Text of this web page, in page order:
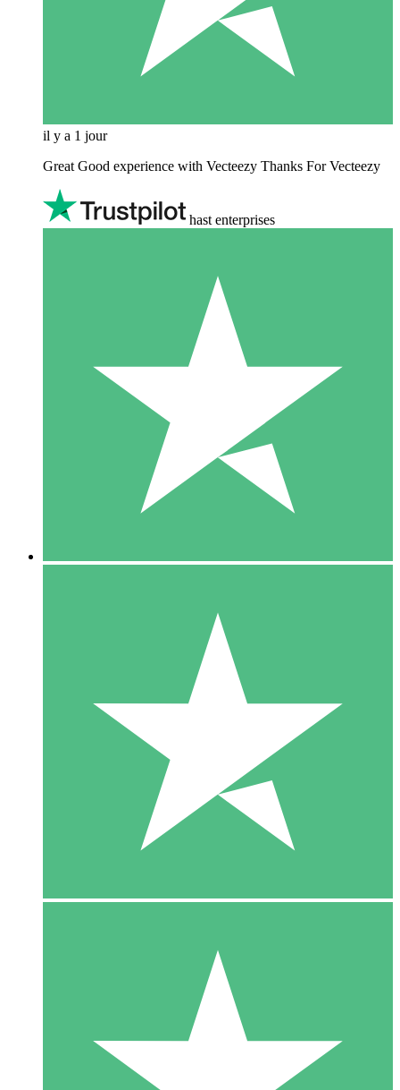
il y a 1 jour
Great Good experience with Vecteezy Thanks For Vecteezy
hast enterprises